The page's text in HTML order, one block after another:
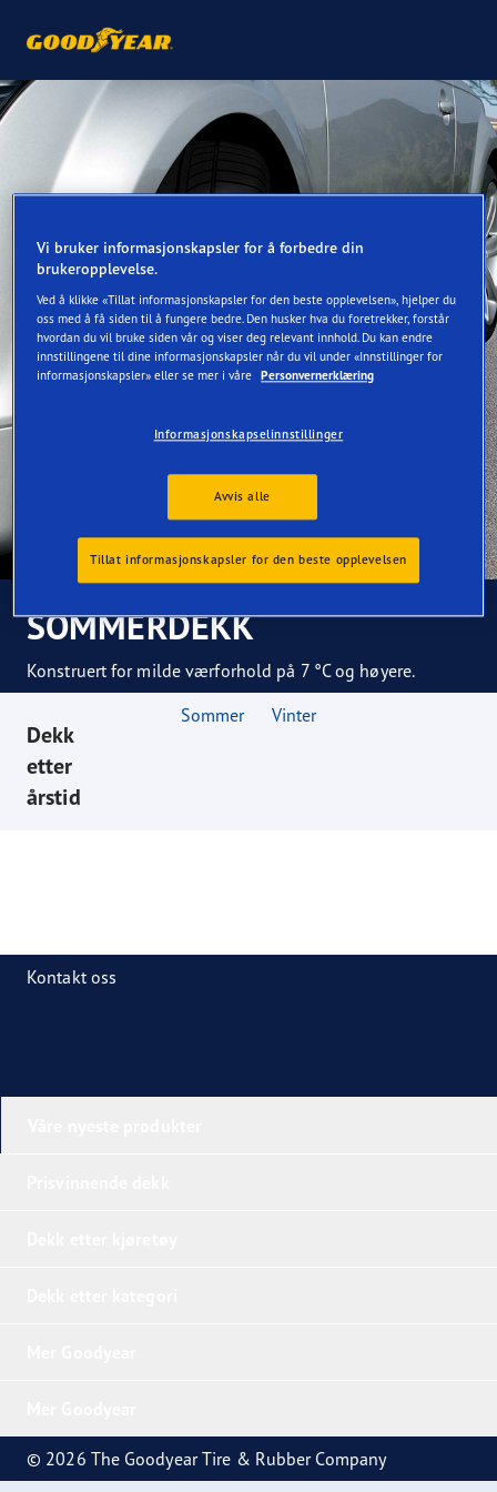
SOMMERDEKK
Konstruert for milde værforhold på 7 °C og høyere.
Dekk
etter
årstid
Sommer Vinter
Kontakt oss
© 2026 The Goodyear Tire & Rubber Company
Vi bruker informasjonskapsler for å forbedre din
brukeropplevelse.
Ved å klikke «Tillat informasjonskapsler for den beste opplevelsen», hjelper du
oss med å få siden til å fungere bedre. Den husker hva du foretrekker, forstår
hvordan du vil bruke siden vår og viser deg relevant innhold. Du kan endre
innstillingene til dine informasjonskapsler når du vil under «Innstillinger for
informasjonskapsler» eller se mer i våre Personvernerklæring
Informasjonskapselinnstillinger
Avvis alle
Tillat informasjonskapsler for den beste opplevelsen